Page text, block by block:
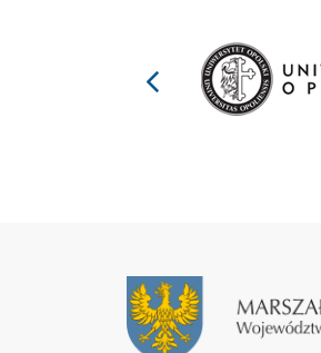
prev